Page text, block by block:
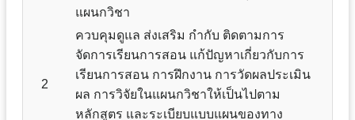
แผนกวิชา
2
ควบคุมดูแล ส่งเสริม กำกับ ติดตามการ
จัดการเรียนการสอน แก้ปัญหาเกี่ยวกับการ
เรียนการสอน การฝึกงาน การวัดผลประเมิน
ผล การวิจัยในแผนกวิชาให้เป็นไปตาม
หลักสูตร และระเบียบแบบแผนของทาง